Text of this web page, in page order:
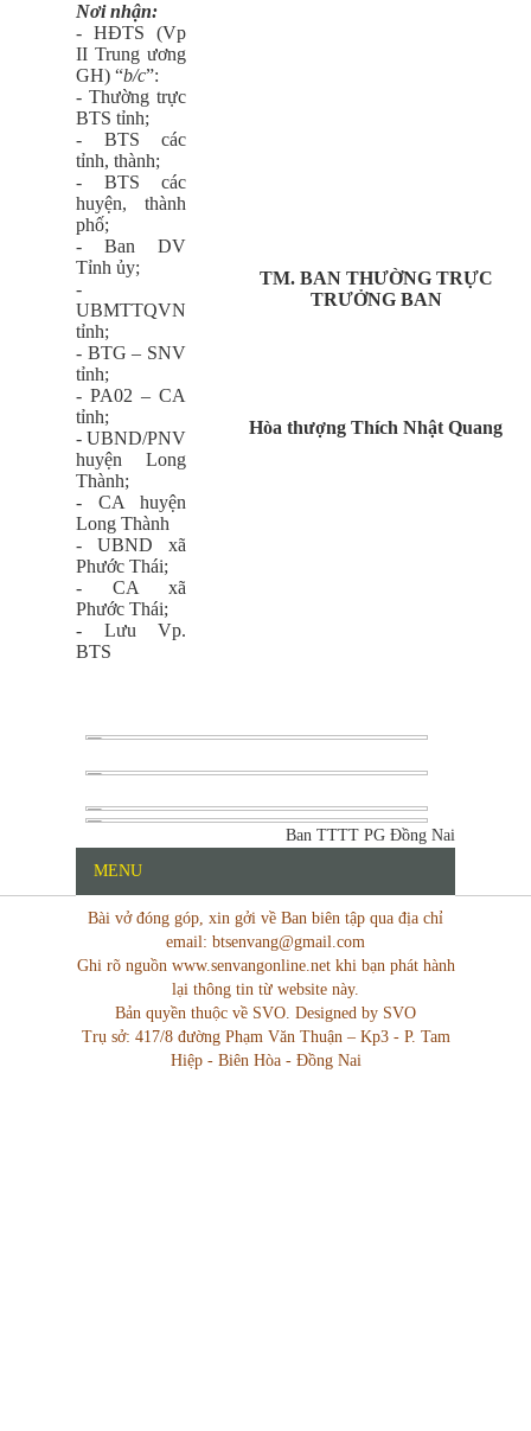
Nơi nhận:
- HĐTS (Vp
II Trung ương
GH) “b/c”:
- Thường trực
BTS tỉnh;
- BTS các
tỉnh, thành;
- BTS các
huyện, thành
phố;
- Ban DV
Tỉnh ủy;
-
UBMTTQVN
tỉnh;
- BTG – SNV
tỉnh;
- PA02 – CA
tỉnh;
- UBND/PNV
huyện Long
Thành;
- CA huyện
Long Thành
- UBND xã
Phước Thái;
- CA xã
Phước Thái;
- Lưu Vp.
BTS
TM. BAN THƯỜNG TRỰC
TRƯỞNG BAN
Hòa thượng Thích Nhật Quang
Ban TTTT PG Đồng Nai
MENU
Bài vở đóng góp, xin gởi về Ban biên tập qua địa chỉ
email: btsenvang@gmail.com
Ghi rõ nguồn www.senvangonline.net khi bạn phát hành
lại thông tin từ website này.
Bản quyền thuộc về SVO. Designed by SVO
Trụ sở: 417/8 đường Phạm Văn Thuận – Kp3 - P. Tam
Hiệp - Biên Hòa - Đồng Nai